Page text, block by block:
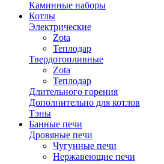
Каминные наборы
Котлы
Электрические
Zota
Теплодар
Твердотопливные
Zota
Теплодар
Длительного горения
Дополнительно для котлов
Тэны
Банные печи
Дровяные печи
Чугунные печи
Нержавеющие печи